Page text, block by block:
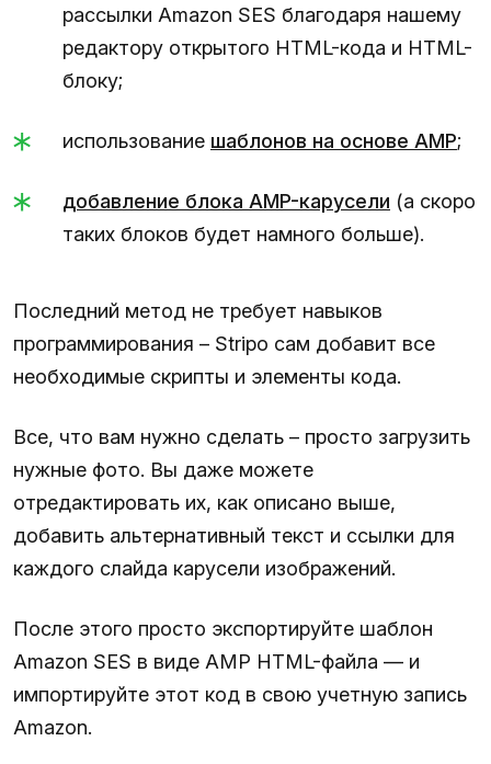
рассылки Amazon SES благодаря нашему
редактору открытого HTML-кода и HTML-
блоку;
использование шаблонов на основе AMP;
добавление блока AMP-карусели (а скоро
таких блоков будет намного больше).
Последний метод не требует навыков
программирования – Stripo сам добавит все
необходимые скрипты и элементы кода.
Все, что вам нужно сделать – просто загрузить
нужные фото. Вы даже можете
отредактировать их, как описано выше,
добавить альтернативный текст и ссылки для
каждого слайда карусели изображений.
После этого просто экспортируйте шаблон
Amazon SES в виде AMP HTML-файла — и
импортируйте этот код в свою учетную запись
Amazon.